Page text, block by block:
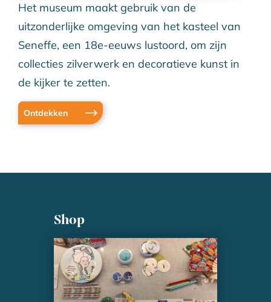
Het museum maakt gebruik van de
uitzonderlijke omgeving van het kasteel van
Seneffe, een 18e-eeuws lustoord, om zijn
collecties zilverwerk en decoratieve kunst in
de kijker te zetten.
Ontdekken
Shop